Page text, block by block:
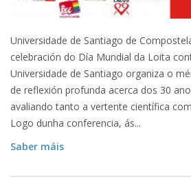
Universidade de Santiago de
celebración do Día Mundial da Loita
Universidade de Santiago organiza o
de reflexión profunda acerca dos 30
avaliando tanto a vertente científica
Logo dunha conferencia, ás...
Saber máis